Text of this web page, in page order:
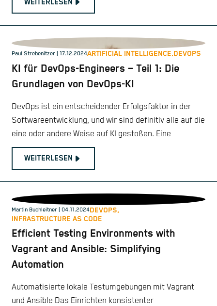
WEITERLESEN
Paul Strebenitzer | 17.12.2024ARTIFICIAL INTELLIGENCE,DEVOPS
KI für DevOps-Engineers – Teil 1: Die
Grundlagen von DevOps-KI
DevOps ist ein entscheidender Erfolgsfaktor in der
Softwareentwicklung, und wir sind definitiv alle auf die
eine oder andere Weise auf KI gestoßen. Eine
WEITERLESEN
Martin Buchleitner | 04.11.2024DEVOPS,
INFRASTRUCTURE AS CODE
Efficient Testing Environments with
Vagrant and Ansible: Simplifying
Automation
Automatisierte lokale Testumgebungen mit Vagrant
und Ansible Das Einrichten konsistenter